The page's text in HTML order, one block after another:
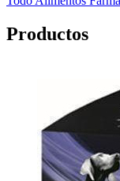
Productos